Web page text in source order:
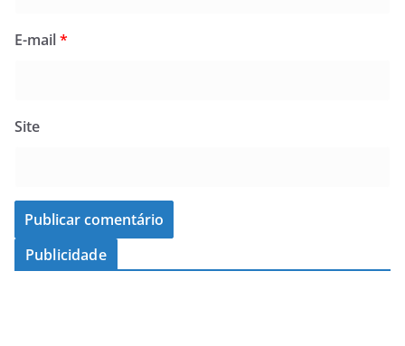
E-mail*
Site
Publicidade